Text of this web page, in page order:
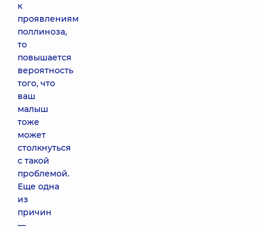
к
проявлениям
поллиноза,
то
повышается
вероятность
того, что
ваш
малыш
тоже
может
столкнуться
с такой
проблемой.
Еще одна
из
причин
—